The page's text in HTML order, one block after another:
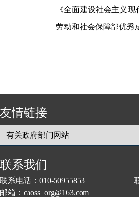
《全面建设社会主义
劳动和社会保障部优秀
友情链接
联系我们
联系电话：010-50955853 联
邮箱：caoss_org@163.com